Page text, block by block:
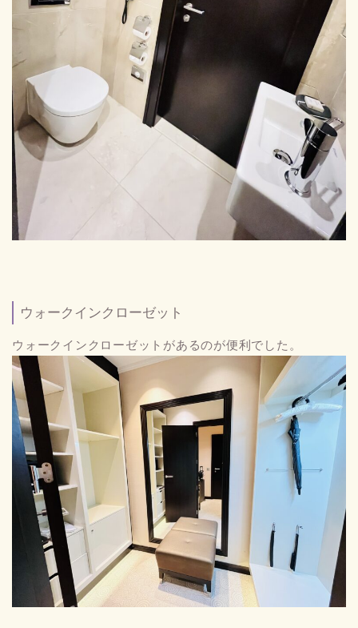
ウォークインクローゼット
ウォークインクローゼットがあるのが便利でした。